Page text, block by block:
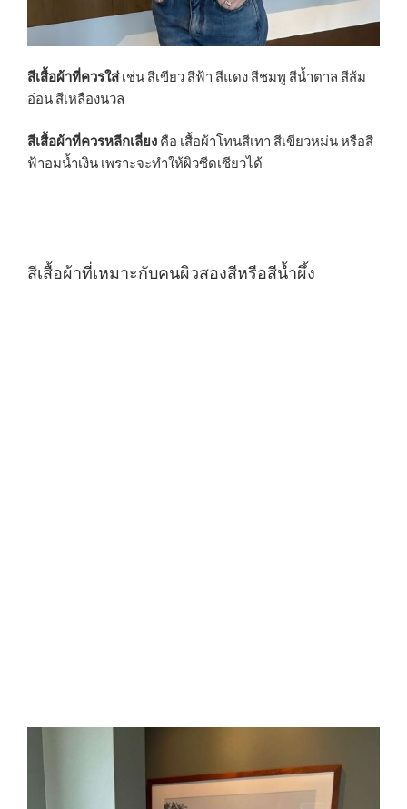
สีเสื้อผ้าที่ควรใส่เช่น สีเขียว สีฟ้า สีแดง สีชมพู สีน้ำตาล สีส้ม
อ่อน สีเหลืองนวล
สีเสื้อผ้าที่ควรหลีกเลี่ยง คือ เสื้อผ้าโทนสีเทา สีเขียวหม่น หรือสี
ฟ้าอมน้ำเงิน เพราะจะทำให้ผิวซีดเซียวได้
สีเสื้อผ้าที่เหมาะกับคนผิวสองสีหรือสีน้ำผึ้ง